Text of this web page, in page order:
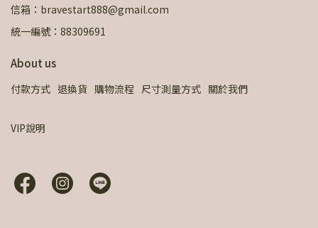
信箱：bravestart888@gmail.com
統一編號：88309691
About us
付款方式 退換貨 購物流程 尺寸測量方式 關於我們
VIP說明